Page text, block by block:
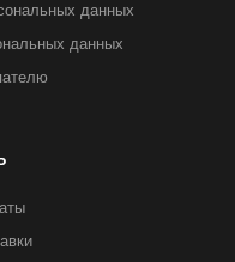
данных
данных